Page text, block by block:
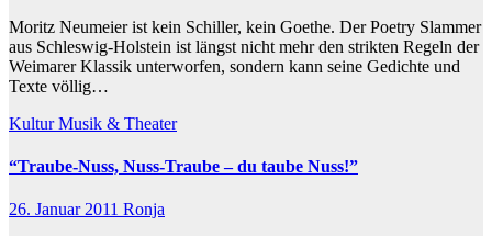
Moritz Neumeier ist kein Schiller, kein Goethe. Der Poetry Slammer
aus Schleswig-Holstein ist längst nicht mehr den strikten Regeln der
Weimarer Klassik unterworfen, sondern kann seine Gedichte und
Texte völlig…
KulturMusik & Theater
“Traube-Nuss, Nuss-Traube – du taube Nuss!”
26. Januar 2011 Ronja